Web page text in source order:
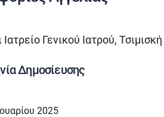
Γενικού Ιατρού,
Δημοσίευσης
2025